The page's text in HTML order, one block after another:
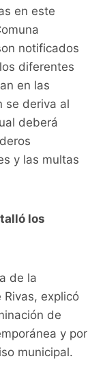
en este
notificados
diferentes
en las
se deriva al
deberá
y las multas
los
de la
explicó
de
y por
municipal.